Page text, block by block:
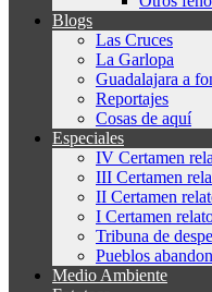
Blogs
Las Cruces
La Garlopa
Guadalajara a
Reportajes
Cosas de aquí
Especiales
IV Certamen
III Certamen
II Certamen
I Certamen
Tribuna de
Pueblos
Medio Ambiente